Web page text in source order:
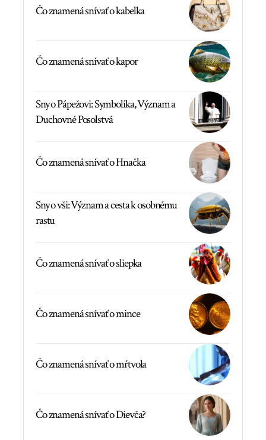
Čo znamená snívať o kabelka
Čo znamená snívať o kapor
Sny o Pápežovi: Symbolika, Význam a
Duchovné Posolstvá
Čo znamená snívať o Hnačka
Sny o vši: Význam a cesta k osobnému
rastu
Čo znamená snívať o sliepka
Čo znamená snívať o mince
Čo znamená snívať o mŕtvola
Čo znamená snívať o Dievča?